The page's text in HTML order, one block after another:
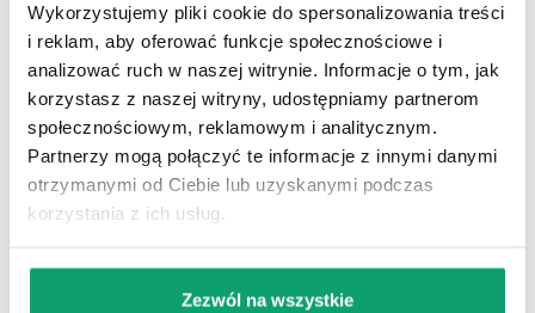
Wykorzystujemy pliki cookie do spersonalizowania treści
i reklam, aby oferować funkcje społecznościowe i
analizować ruch w naszej witrynie. Informacje o tym, jak
korzystasz z naszej witryny, udostępniamy partnerom
społecznościowym, reklamowym i analitycznym.
Partnerzy mogą połączyć te informacje z innymi danymi
otrzymanymi od Ciebie lub uzyskanymi podczas
korzystania z ich usług.
Zezwól na wszystkie
Dlaczego warto stosować
nawóz do pomidorów?
Pomidory pobierają z gleby duże ilości składników
konieczne, aby rośliny mogły rozwijać się prawidłowo i
zawiązywać dorodne owoce. Odpowiednio dobrany nawóz